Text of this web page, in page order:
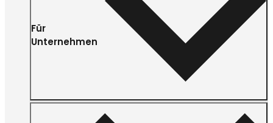
Für
Unternehmen